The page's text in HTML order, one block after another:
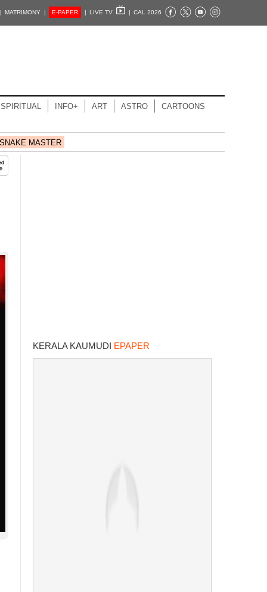
| MATRIMONY | E-PAPER | LIVE TV | CAL 2026
SPIRITUAL INFO+ ART ASTRO CARTOONS
SNAKE MASTER
KERALA KAUMUDI EPAPER